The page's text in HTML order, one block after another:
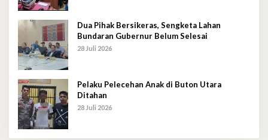
Dua Pihak Bersikeras, Sengketa Lahan
Bundaran Gubernur Belum Selesai
28 Juli 2026
Pelaku Pelecehan Anak di Buton Utara
Ditahan
28 Juli 2026